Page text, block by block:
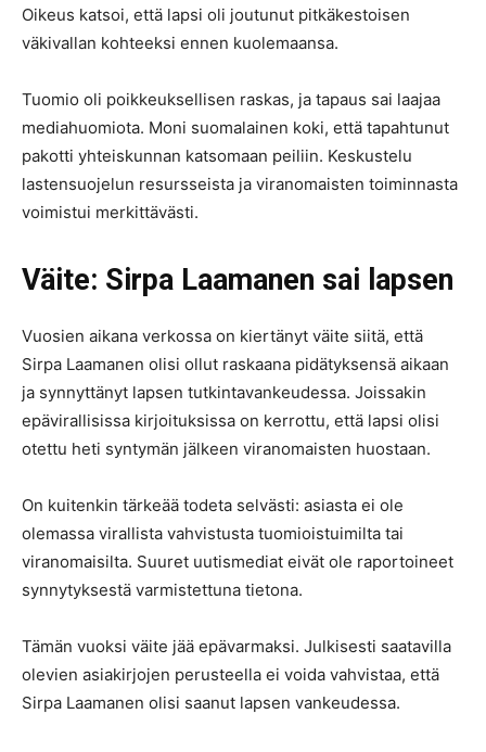
Oikeus katsoi, että lapsi oli joutunut pitkäkestoisen
väkivallan kohteeksi ennen kuolemaansa.
Tuomio oli poikkeuksellisen raskas, ja tapaus sai laajaa
mediahuomiota. Moni suomalainen koki, että tapahtunut
pakotti yhteiskunnan katsomaan peiliin. Keskustelu
lastensuojelun resursseista ja viranomaisten toiminnasta
voimistui merkittävästi.
Väite: Sirpa Laamanen sai lapsen
Vuosien aikana verkossa on kiertänyt väite siitä, että
Sirpa Laamanen olisi ollut raskaana pidätyksensä aikaan
ja synnyttänyt lapsen tutkintavankeudessa. Joissakin
epävirallisissa kirjoituksissa on kerrottu, että lapsi olisi
otettu heti syntymän jälkeen viranomaisten huostaan.
On kuitenkin tärkeää todeta selvästi: asiasta ei ole
olemassa virallista vahvistusta tuomioistuimilta tai
viranomaisilta. Suuret uutismediat eivät ole raportoineet
synnytyksestä varmistettuna tietona.
Tämän vuoksi väite jää epävarmaksi. Julkisesti saatavilla
olevien asiakirjojen perusteella ei voida vahvistaa, että
Sirpa Laamanen olisi saanut lapsen vankeudessa.